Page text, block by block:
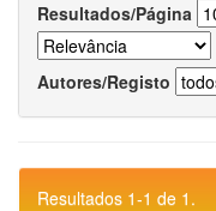
Resultados/Página
Autores/Registo
Resultados 1-1 de 1.